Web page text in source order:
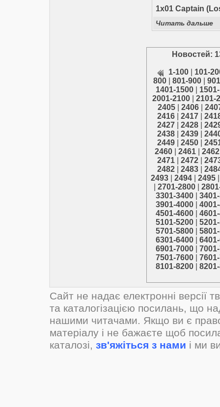
1x01 Captain
Читать дальше
Новостей:
1-100
101-
800
801-900
1401-1500
2001-2100
2101-
2405| 2406|
2416
2417
2427
2428
2438
2439
2449
2450
2460
2461 2462
2471
2472
2482
2483
2493
2494 2495
2701-2800
3301-3400
3901-4000
4501-4600
5101-5200
5701-5800
6301-6400
6901-7000
7501-7600
8101-8200
Сайт не надає електронні версії
та каталогізацією посилань, що
нашими читачами. Якщо ви є
матеріалу і не бажаєте щоб
каталозі, зв'яжіться з нами і ми